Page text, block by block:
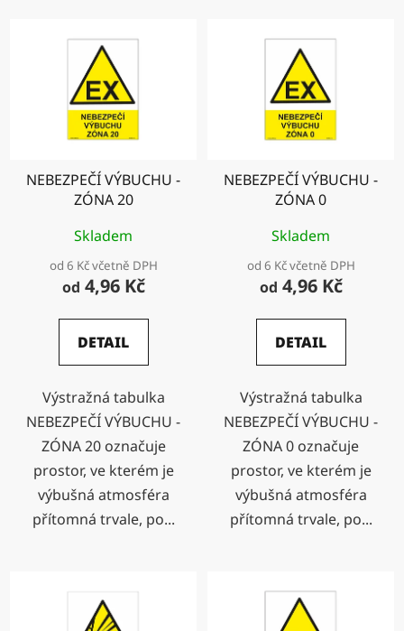
NEBEZPEČÍ VÝBUCHU -
ZÓNA 20
Skladem
od 6 Kč včetně DPH
od 4,96 Kč
DETAIL
Výstražná tabulka
NEBEZPEČÍ VÝBUCHU -
ZÓNA 20 označuje
prostor, ve kterém je
výbušná atmosféra
přítomná trvale, po...
NEBEZPEČÍ VÝBUCHU -
ZÓNA 0
Skladem
od 6 Kč včetně DPH
od 4,96 Kč
DETAIL
Výstražná tabulka
NEBEZPEČÍ VÝBUCHU -
ZÓNA 0 označuje
prostor, ve kterém je
výbušná atmosféra
přítomná trvale, po...